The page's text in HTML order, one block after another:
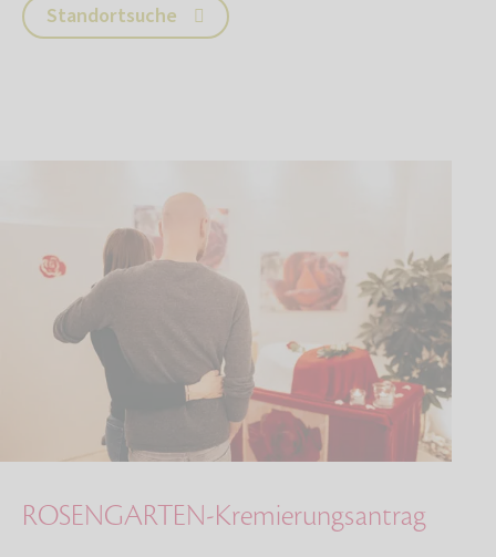
Standortsuche
ROSENGARTEN-Kremierungsantrag